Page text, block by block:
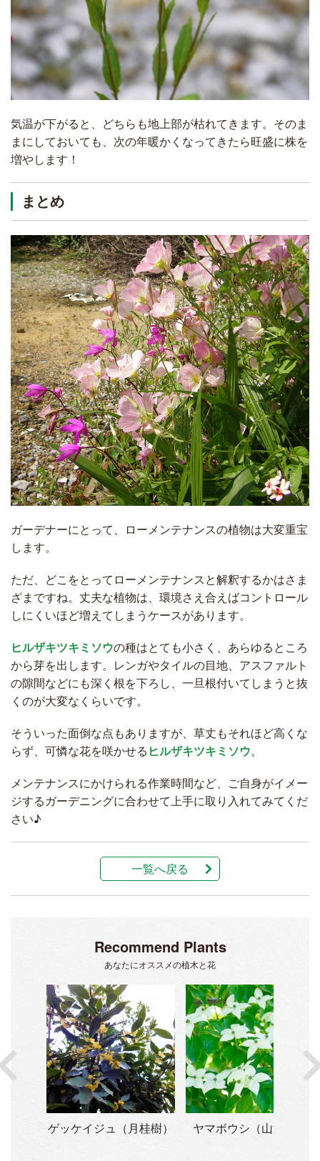
気温が下がると、どちらも地上部が枯れてきます。そのま
まにしておいても、次の年暖かくなってきたら旺盛に株を
増やします！
まとめ
ガーデナーにとって、ローメンテナンスの植物は大変重宝
します。
ただ、どこをとってローメンテナンスと解釈するかはさま
ざまですね。丈夫な植物は、環境さえ合えばコントロール
しにくいほど増えてしまうケースがあります。
ヒルザキツキミソウの種はとても小さく、あらゆるところ
から芽を出します。レンガやタイルの目地、アスファルト
の隙間などにも深く根を下ろし、一旦根付いてしまうと抜
くのが大変なくらいです。
そういった面倒な点もありますが、草丈もそれほど高くな
らず、可憐な花を咲かせる ヒルザキツキミソウ。
メンテナンスにかけられる作業時間など、ご自身がイメー
ジするガーデニングに合わせて上手に取り入れてみてくだ
さい♪
一覧へ戻る
Recommend Plants
あなたにオススメの植木と花
ゲッケイジュ（月桂樹） ヤマボウシ（山法師）